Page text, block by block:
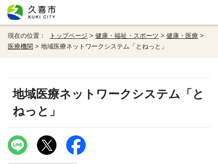
現在の位置： トップページ > 健康・福祉・スポーツ > 健康・医療 >
医療機関 > 地域医療ネットワークシステム「とねっと」
地域医療ネットワークシステム「と
ねっと」